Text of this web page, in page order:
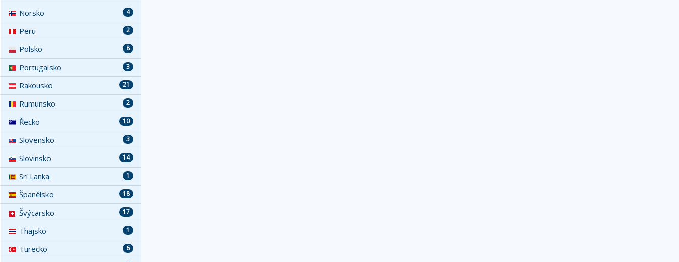
4
Norsko
2
Peru
8
Polsko
3
Portugalsko
21
Rakousko
2
Rumunsko
10
Řecko
3
Slovensko
14
Slovinsko
1
Srí Lanka
18
Španělsko
17
Švýcarsko
1
Thajsko
6
Turecko